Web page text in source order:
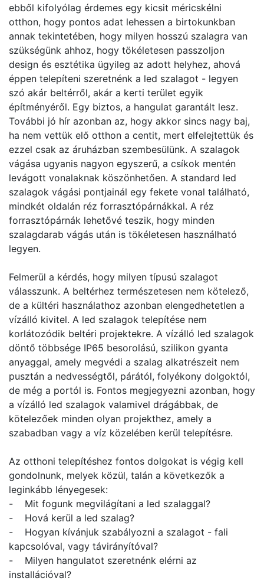
ebből kifolyólag érdemes egy kicsit méricskélni
otthon, hogy pontos adat lehessen a birtokunkban
annak tekintetében, hogy milyen hosszú szalagra van
szükségünk ahhoz, hogy tökéletesen passzoljon
design és esztétika ügyileg az adott helyhez, ahová
éppen telepíteni szeretnénk a led szalagot - legyen
szó akár beltérről, akár a kerti terület egyik
építményéről. Egy biztos, a hangulat garantált lesz.
További jó hír azonban az, hogy akkor sincs nagy baj,
ha nem vettük elő otthon a centit, mert elfelejtettük és
ezzel csak az áruházban szembesülünk. A szalagok
vágása ugyanis nagyon egyszerű, a csíkok mentén
levágott vonalaknak köszönhetően. A standard led
szalagok vágási pontjainál egy fekete vonal található,
mindkét oldalán réz forrasztópárnákkal. A réz
forrasztópárnák lehetővé teszik, hogy minden
szalagdarab vágás után is tökéletesen használható
legyen.
Felmerül a kérdés, hogy milyen típusú szalagot
válasszunk. A beltérhez természetesen nem kötelező,
de a kültéri használathoz azonban elengedhetetlen a
vízálló kivitel. A led szalagok telepítése nem
korlátozódik beltéri projektekre. A vízálló led szalagok
döntő többsége IP65 besorolású, szilikon gyanta
anyaggal, amely megvédi a szalag alkatrészeit nem
pusztán a nedvességtől, párától, folyékony dolgoktól,
de még a portól is. Fontos megjegyezni azonban, hogy
a vízálló led szalagok valamivel drágábbak, de
kötelezőek minden olyan projekthez, amely a
szabadban vagy a víz közelében kerül telepítésre.
Az otthoni telepítéshez fontos dolgokat is végig kell
gondolnunk, melyek közül, talán a következők a
leginkább lényegesek:
- Mit fogunk megvilágítani a led szalaggal?
- Hová kerül a led szalag?
- Hogyan kívánjuk szabályozni a szalagot - fali
kapcsolóval, vagy távirányítóval?
- Milyen hangulatot szeretnénk elérni az
installációval?